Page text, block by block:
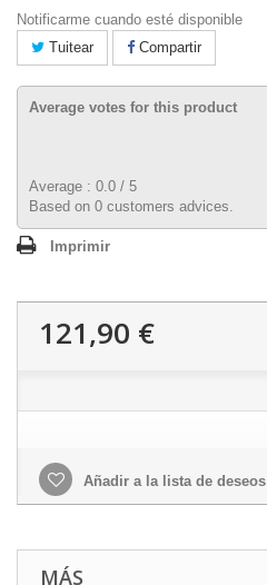
Notificarme cuando esté disponible
Tuitear
Compartir
Average votes for this product
Average : 0.0 / 5
Based on 0 customers advices.
Imprimir
121,90 €
Añadir a la lista de deseos
MÁS